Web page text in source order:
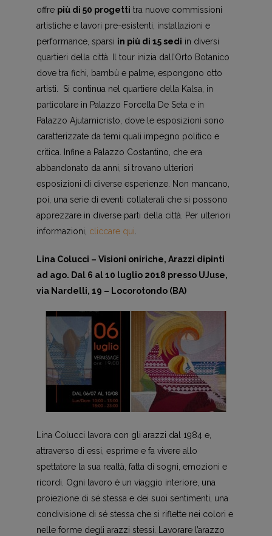
offre più di 50 progetti tra nuove commissioni
artistiche e lavori pre-esistenti, installazioni e
performance, sparsi in più di 15 sedi in diversi
quartieri della città. Il tour inizia dall’Orto Botanico
dove tra fichi, bambù e palme, espongono otto
artisti. Si continua nel quartiere della Kalsa, in
particolare in Palazzo Forcella De Seta e in
Palazzo Ajutamicristo, dove le esposizioni sono
caratterizzate da temi quali impegno politico e
critica. Infine a Palazzo Costantino, che era
abbandonato da anni, si trovano ulteriori
esposizioni di diverse esperienze. Non mancano,
poi, una serie di eventi collaterali che si possono
apprezzare in diverse parti della città. Per ulteriori
informazioni, cliccare qui.
Lina Colucci – Visioni oniriche, Arazzi dipinti
ad ago. Dal 6 al 10 luglio 2018 presso UJuse,
via Nardelli, 19 – Locorotondo (BA)
Lina Colucci lavora con gli arazzi dal 1984 e,
attraverso di essi, esprime e fa vivere allo
spettatore la sua realtà, fatta di sogni, emozioni e
ricordi. Ogni lavoro è un viaggio interiore, una
proiezione di sé stessa e dei suoi sentimenti, una
condivisione di sé stessa che si riflette nei colori e
nelle forme degli arazzi stessi. Lavorare l’arazzo